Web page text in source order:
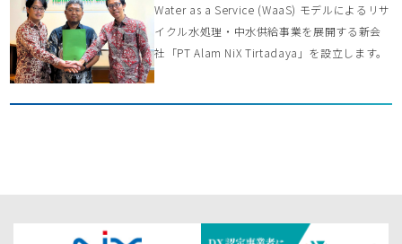
Water as a Service (WaaS) モデルによるリサ
イクル水処理・中水供給事業を展開する新会
社「PT Alam NiX Tirtadaya」を設立します。